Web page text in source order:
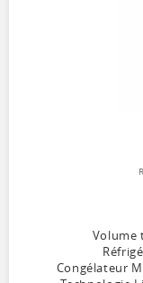
Volume
Congélateur